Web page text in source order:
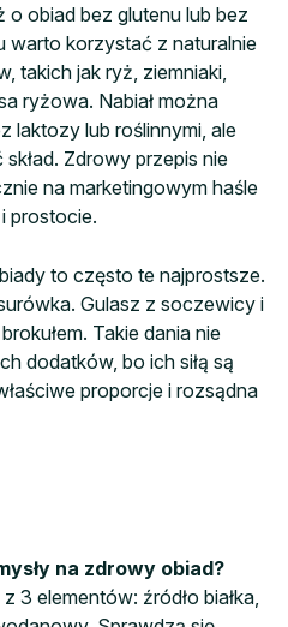
obiad bez glutenu lub bez
warto korzystać z naturalnie
takich jak ryż, ziemniaki,
ryżowa. Nabiał można
laktozy lub roślinnymi, ale
Zdrowy przepis nie
na marketingowym haśle
i prostocie.
to często te najprostsze.
Gulasz z soczewicy i
Takie dania nie
dodatków, bo ich siłą są
proporcje i rozsądna
na zdrowy obiad?
3 elementów: źródło białka,